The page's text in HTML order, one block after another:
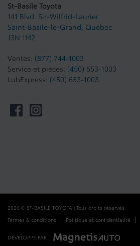
St-Basile Toyota
141 Blvd. Sir-Wilfrid-Laurier
Saint-Basile-le-Grand, Québec
J3N 1M2
Ventes: (877) 744-1003
Service et pièces: (450) 653-1003
LubExpress: (450) 653-1003
2026 © ST-BASILE TOYOTA | Tous droits réservés.
Termes & conditions
| Politique et confidentialité |
DÉVELOPPÉ PAR